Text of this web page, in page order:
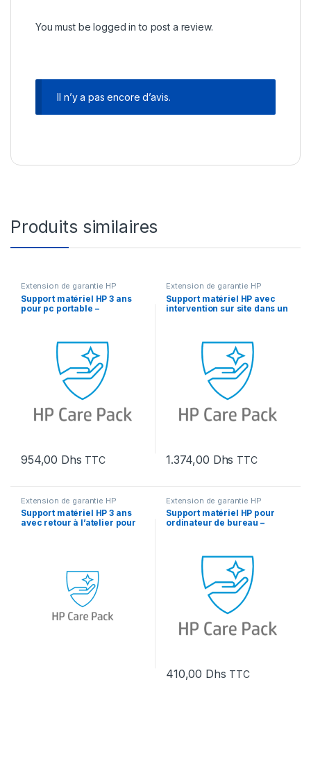
You must belogged in to post a review.
Il n’y a pas encore d’avis.
Produits similaires
Extension de garantie HP
Support matériel HP 3 ans
pour pc portable –
954,00 Dhs TTC
Extension de garantie HP
Support matériel HP avec
intervention sur site dans un
1.374,00 Dhs TTC
Extension de garantie HP
Support matériel HP 3 ans
avec retour à l’atelier pour
Extension de garantie HP
Support matériel HP pour
ordinateur de bureau –
410,00 Dhs TTC